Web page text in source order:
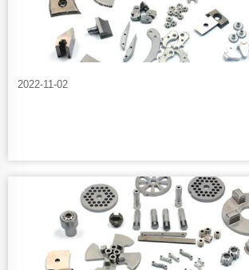
2022-11-02